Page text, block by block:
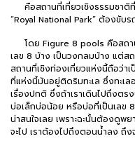
คือสถานที่เที่ยวเชิงธรรมชาติ
“Royal National Park” ต้องขับ
โดย Figure 8 pools คือสถา
เลข 8 บ้าง เป็นวงกลมบ้าง แต่สถ
สถานที่เชิงท่องเที่ยวแห่งนี้ถือว่า
ที่แห่งนี้มันอยู่ติดริมทะเล ซึ่งทะเ
เรื่องปกติ ซึ่งถ้าเราเดินไปถึงตร
บ่อเล็กบ่อน้อย หรือบ่อที่เป็นเลข 8
น่าสนใจเลย เพราะฉะนั้นต้องดูพ
จะไป เราต้องไปถึงตอนน้ำลง ถึง